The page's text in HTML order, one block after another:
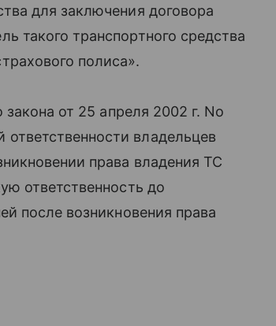
для заключения договора
такого транспортного средства
полиса».
от 25 апреля 2002 г. No
владельцев
права владения ТС
ответственность до
после возникновения права